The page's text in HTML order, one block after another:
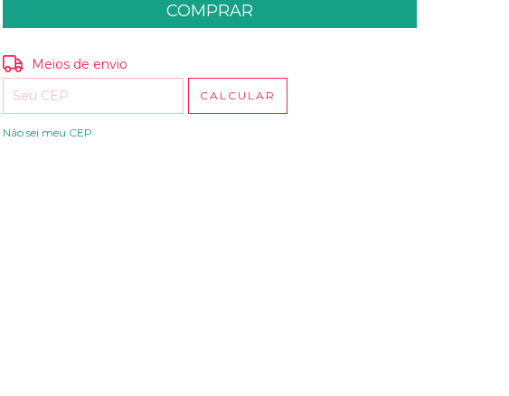
Entregas para o CEP:
Meios de envio
CALCULAR
Não sei meu CEP